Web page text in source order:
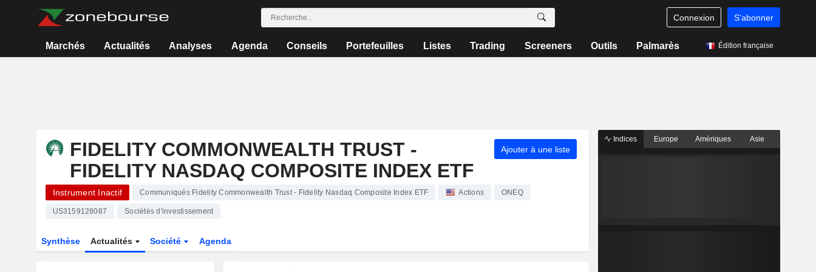
Connexion S'abonner
Marchés Actualités Analyses Agenda Conseils Portefeuilles Listes Trading Screeners Outils Palmarès Édition française
FIDELITY COMMONWEALTH TRUST -
FIDELITY NASDAQ COMPOSITE INDEX ETF
Ajouter à une liste
Instrument Inactif Communiqués Fidelity Commonwealth Trust - Fidelity Nasdaq Composite Index ETF Actions ONEQ
US3159128087 Sociétés d'investissement
Synthèse Actualités Société Agenda
Indices Europe Amériques Asie